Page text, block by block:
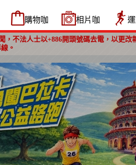
購物咖 相片咖
不法人士以+886開頭號碼去電，以更
。